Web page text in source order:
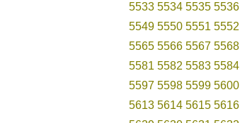
5533 5534 5535 5536
5549 5550 5551 5552
5565 5566 5567 5568
5581 5582 5583 5584
5597 5598 5599 5600
5613 5614 5615 5616